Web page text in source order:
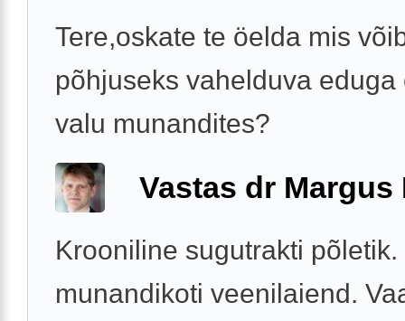
Tere,oskate te öelda mis
põhjuseks vahelduva eduga
valu munandites?
Vastas dr Margus
Krooniline sugutrakti põletik.
munandikoti veenilaiend.